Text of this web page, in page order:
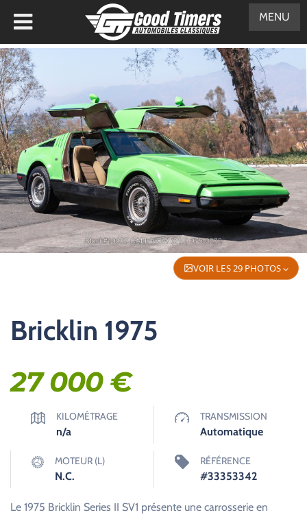
VOIR LES 29 PHOTOS
Bricklin 1975
27 000€
KILOMÉTRAGE
n/a
TRANSMISSION
Automatique
MOTEUR (L)
N.C.
RÉFÉRENCE
#33353342
Le 1975 Bricklin Series II SV1 présente une carrosserie en
MENU